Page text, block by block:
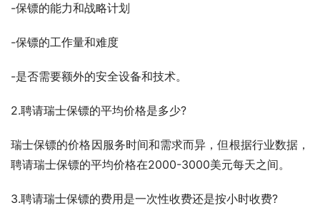
-保镖的能力和战略计划
-保镖的工作量和难度
-是否需要额外的安全设备和技术。
2.聘请瑞士保镖的平均价格是多少?
瑞士保镖的价格因服务时间和需求而异，但根据行业数据，
聘请瑞士保镖的平均价格在2000-3000美元每天之间。
3.聘请瑞士保镖的费用是一次性收费还是按小时收费?